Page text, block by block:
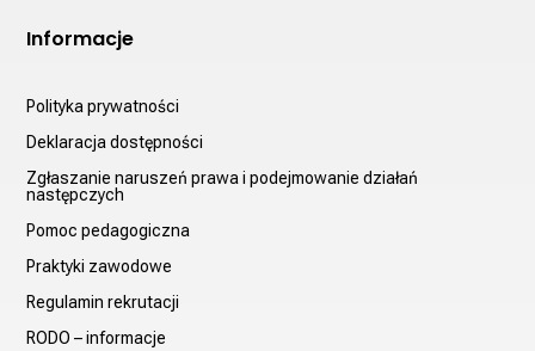
Informacje
Polityka prywatności
Deklaracja dostępności
Zgłaszanie naruszeń prawa i podejmowanie działań
następczych
Pomoc pedagogiczna
Praktyki zawodowe
Regulamin rekrutacji
RODO – informacje